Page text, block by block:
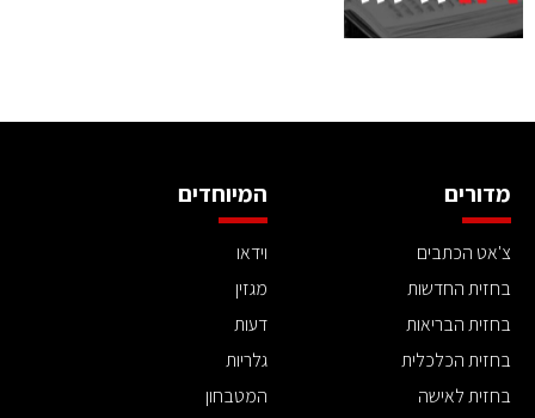
מדורים
צ'אט הכתבים
בחזית החדשות
בחזית הבריאות
בחזית הכלכלית
בחזית לאישה
המיוחדים
וידאו
מגזין
דעות
גלריות
המטבחון